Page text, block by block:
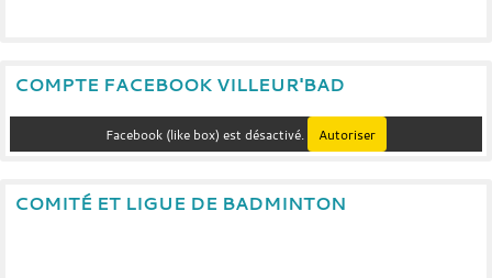
COMPTE FACEBOOK VILLEUR'BAD
Facebook (like box) est désactivé. Autoriser
COMITÉ ET LIGUE DE BADMINTON